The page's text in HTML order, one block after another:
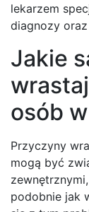
lekarzem
diagnozy
Jakie
osób
Przyczyny
mogą być
podobnie jak